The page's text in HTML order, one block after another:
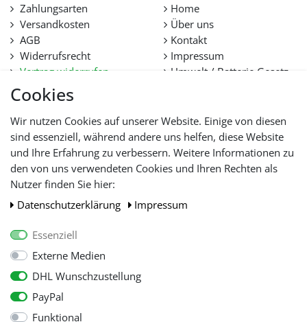
Cookies
Wir nutzen Cookies auf unserer Website. Einige von diesen
sind essenziell, während andere uns helfen, diese Website
und Ihre Erfahrung zu verbessern. Weitere Informationen zu
den von uns verwendeten Cookies und Ihren Rechten als
Nutzer finden Sie hier:
Daten­schutz­erklärung
Impressum
Essenziell
Externe Medien
DHL Wunschzustellung
PayPal
Funktional
Zahlungsarten
Versandkosten
AGB
Widerrufsrecht
Vertrag widerrufen
Datenschutz
Hilfe
Lieferfristen und
Lieferbeschränkung
Home
Über uns
Kontakt
Impressum
Umwelt / Batterie Gesetz
WIR AKZEPTIEREN